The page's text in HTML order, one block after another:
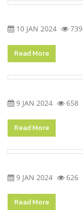
10 JAN 2024 739
Read More
9 JAN 2024 658
Read More
9 JAN 2024 626
Read More